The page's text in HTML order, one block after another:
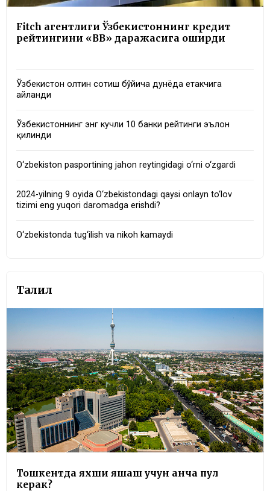
Fitch агентлиги Ўзбекистоннинг кредит
рейтингини «BB» даражасига оширди
Ўзбекистон олтин сотиш бўйича дунёда етакчига
айланди
Ўзбекистоннинг энг кучли 10 банки рейтинги эълон
қилинди
O‘zbekiston pasportining jahon reytingidagi o‘rni o‘zgardi
2024-yilning 9 oyida O‘zbekistondagi qaysi onlayn to‘lov
tizimi eng yuqori daromadga erishdi?
O‘zbekistonda tug‘ilish va nikoh kamaydi
Таҳлил
Тошкентда яхши яшаш учун қанча пул
керак?